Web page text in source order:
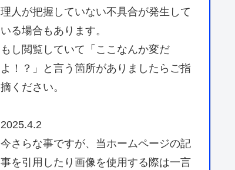
理人が把握していない不具合が発生して
いる場合もあります。
もし閲覧していて「ここなんか変だ
よ！？」と言う箇所がありましたらご指
摘ください。
2025.4.2
今さらな事ですが、当ホームページの記
事を引用したり画像を使用する際は一言